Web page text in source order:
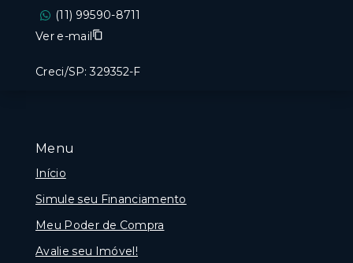
Menu
Início
Simule seu Financiamento
Meu Poder de Compra
Avalie seu Imóvel!
(11) 99590-8711
Ver e-mail
Creci/SP: 329352-F